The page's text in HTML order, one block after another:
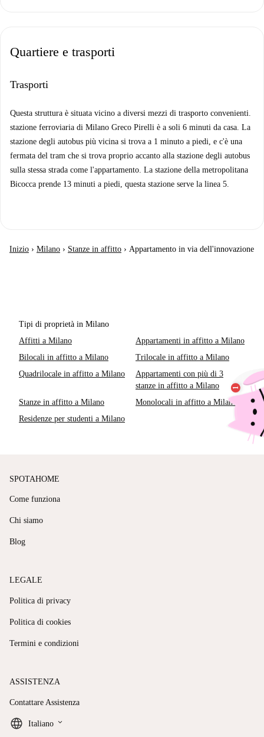
Quartiere e trasporti
Trasporti
Questa struttura è situata vicino a diversi mezzi di trasporto convenienti.
stazione ferroviaria di Milano Greco Pirelli è a soli 6 minuti da casa. La
stazione degli autobus più vicina si trova a 1 minuto a piedi, e c'è una
fermata del tram che si trova proprio accanto alla stazione degli autobus
sulla stessa strada come l'appartamento. La stazione della metropolitana
Bicocca prende 13 minuti a piedi, questa stazione serve la linea 5.
Inizio › Milano › Stanze in affitto › Appartamento in via dell'innovazione
Tipi di proprietà in Milano
Affitti a Milano
Appartamenti in affitto a Milano
Bilocali in affitto a Milano
Trilocale in affitto a Milano
Quadrilocale in affitto a Milano
Appartamenti con più di 3
stanze in affitto a Milano
Stanze in affitto a Milano
Monolocali in affitto a Milano
Residenze per studenti a Milano
SPOTAHOME
Come funziona
Chi siamo
Blog
LEGALE
Politica di privacy
Politica di cookies
Termini e condizioni
ASSISTENZA
Contattare Assistenza
Italiano keyboard_arrow_down